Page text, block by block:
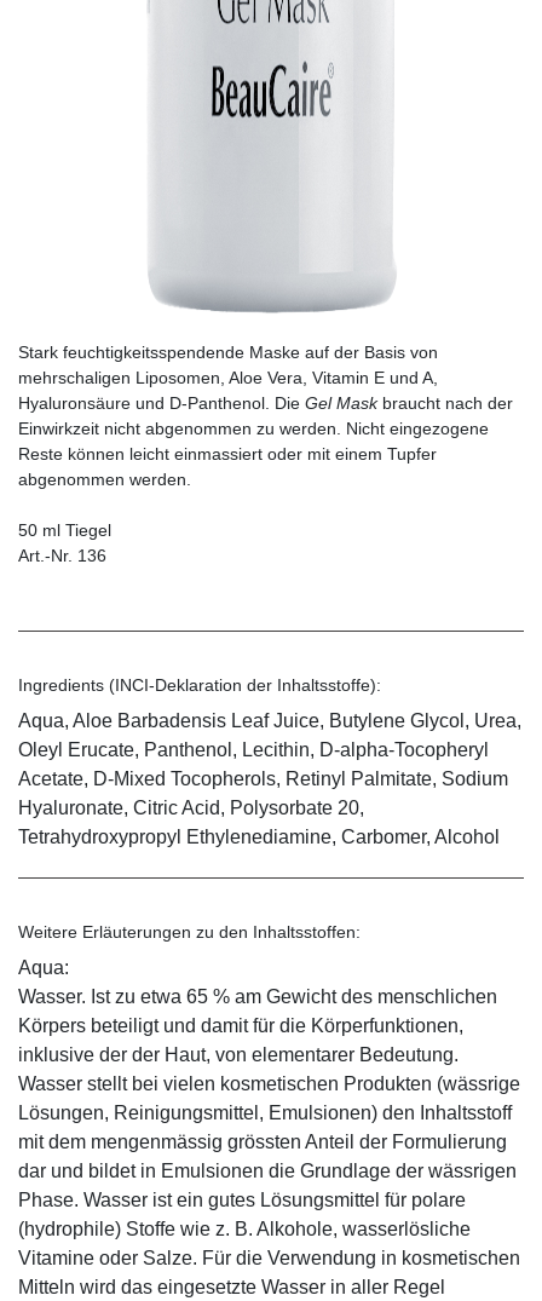
Stark feuchtigkeitsspendende Maske auf der Basis von
mehrschaligen Liposomen, Aloe Vera, Vitamin E und A,
Hyaluronsäure und D-Panthenol. Die Gel Maskbraucht nach der
Einwirkzeit nicht abgenommen zu werden. Nicht eingezogene
Reste können leicht einmassiert oder mit einem Tupfer
abgenommen werden.
50 ml Tiegel
Art.-Nr. 136
Ingredients (INCI-Deklaration der Inhaltsstoffe):
Aqua, Aloe Barbadensis Leaf Juice, Butylene Glycol, Urea,
Oleyl Erucate, Panthenol, Lecithin, D-alpha-Tocopheryl
Acetate, D-Mixed Tocopherols, Retinyl Palmitate, Sodium
Hyaluronate, Citric Acid, Polysorbate 20,
Tetrahydroxypropyl Ethylenediamine, Carbomer, Alcohol
Weitere Erläuterungen zu den Inhaltsstoffen:
Aqua:
Wasser. Ist zu etwa 65 % am Gewicht des menschlichen
Körpers beteiligt und damit für die Körperfunktionen,
inklusive der der Haut, von elementarer Bedeutung.
Wasser stellt bei vielen kosmetischen Produkten (wässrige
Lösungen, Reinigungsmittel, Emulsionen) den Inhaltsstoff
mit dem mengenmässig grössten Anteil der Formulierung
dar und bildet in Emulsionen die Grundlage der wässrigen
Phase. Wasser ist ein gutes Lösungsmittel für polare
(hydrophile) Stoffe wie z. B. Alkohole, wasserlösliche
Vitamine oder Salze. Für die Verwendung in kosmetischen
Mitteln wird das eingesetzte Wasser in aller Regel